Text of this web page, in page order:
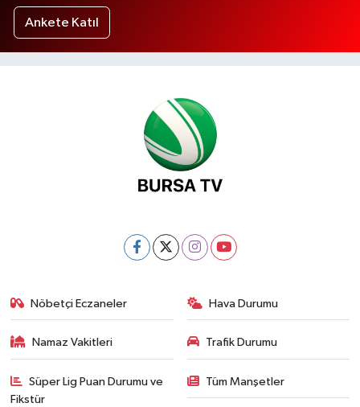
Ankete Katıl
Nöbetçi Eczaneler Hava Durumu
Namaz Vakitleri Trafik Durumu
Süper Lig Puan Durumu ve
Fikstür
Tüm Manşetler